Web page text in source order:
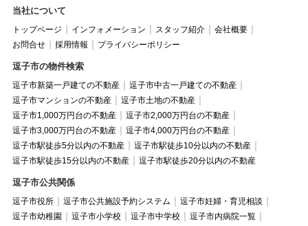
当社について
トップページ インフォメーション スタッフ紹介
会社概要
お問合せ
採用情報 プライバシーポリシー
逗子市の物件検索
逗子市新築一戸建ての不動産
逗子市中古一戸建ての不動産
逗子市マンションの不動産
逗子市土地の不動産
逗子市1,000万円台の不動産
逗子市2,000万円台の不動産
逗子市3,000万円台の不動産
逗子市4,000万円台の不動産
逗子市駅徒歩5分以内の不動産
逗子市駅徒歩10分以内の不動産
逗子市駅徒歩15分以内の不動産
逗子市駅徒歩20分以内の不動産
逗子市公共関係
逗子市役所 逗子市公共施設予約システム
逗子市妊婦・育児相談
逗子市幼稚園
逗子市小学校 逗子市中学校
逗子市内病院一覧